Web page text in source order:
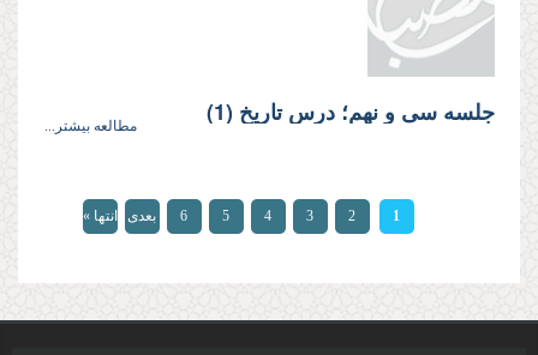
جلسه سی‌ و نهم؛ درس تاریخ (1) مطالعه بیشتر...
صفحه‌ها
1
2
3
4
5
6 بعدی انتها »